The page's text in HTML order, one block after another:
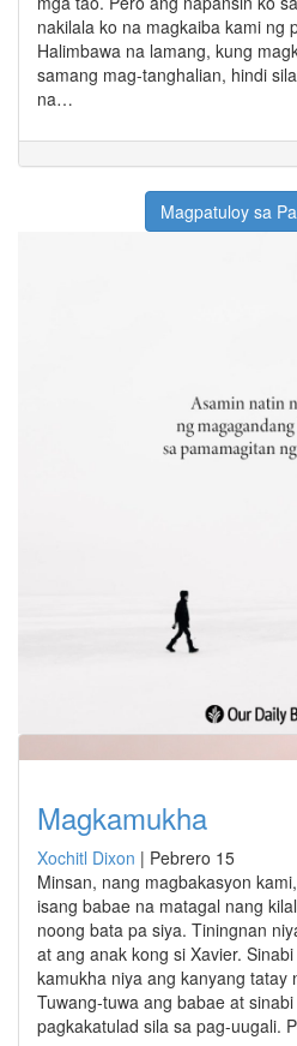
nakilala ko na magkaiba kami ng
Halimbawa na lamang, kung
samang mag-tanghalian, hindi
na…
Magpatuloy sa
Magkamukha
Xochitl Dixon | Pebrero 15
Minsan, nang magbakasyon
isang babae na matagal nang
noong bata pa siya. Tiningnan
at ang anak kong si Xavier.
kamukha niya ang kanyang tatay
Tuwang-tuwa ang babae at
pagkakatulad sila sa pag-uugali.